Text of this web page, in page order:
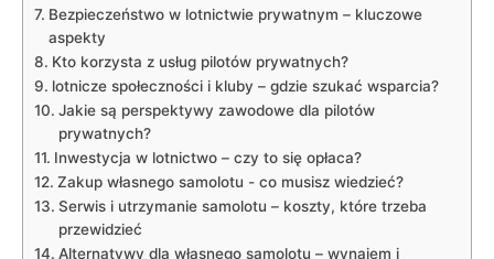
Bezpieczeństwo ⁢w lotnictwie prywatnym⁢ – kluczowe
aspekty
Kto korzysta z usług pilotów prywatnych?
lotnicze społeczności i​ kluby – ‌gdzie ⁢szukać wsparcia?
Jakie​ są perspektywy zawodowe dla pilotów
⁣prywatnych?
Inwestycja w lotnictwo – czy to się⁣ opłaca?
Zakup własnego samolotu ⁣- ⁤co‌ musisz wiedzieć?
Serwis i utrzymanie samolotu – koszty, które ⁣trzeba
przewidzieć
Alternatywy dla własnego samolotu – ​wynajem i⁢